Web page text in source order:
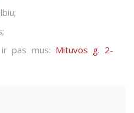
ir pas mus: Mituvos g. 2-